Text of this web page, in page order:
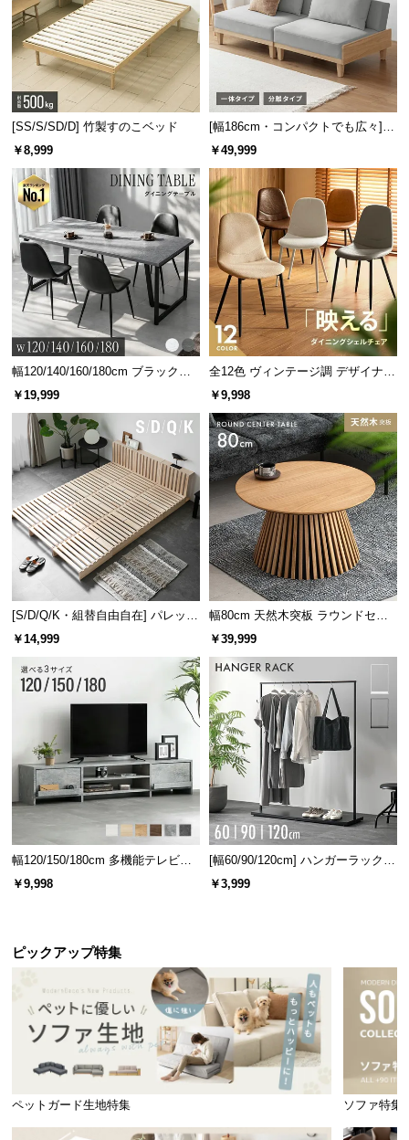
[SS/S/SD/D] 竹製すのこベッド
￥8,999
[幅186cm・コンパクトでも広々] 3
人掛けソファベッド リクライニン
￥49,999
幅120/140/160/180cm ブラックフ
レーム ダイニング 大理石調 4人掛
￥19,999
全12色 ヴィンテージ調 デザイナー
ズシェルチェア
￥9,998
[S/D/Q/K・組替自由自在] パレット
ベッド 8/12/16枚セット
￥14,999
幅80cm 天然木突板 ラウンドセン
ターテーブル 美しい格子デザイン
￥39,999
幅120/150/180cm 多機能テレビボ
ード 木目/石目調 オープン収納・
引き出し収納付き
￥9,998
[幅60/90/120cm] ハンガーラック
スチール 4段階高さ調節 サイドフ
ック オープンラック シンプル
￥3,999
ピックアップ特集
ペットガード生地特集 ソファ特集